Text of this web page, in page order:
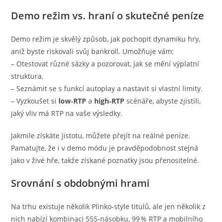
Demo režim vs. hraní o skutečné peníze
Demo režim je skvělý způsob, jak pochopit dynamiku hry,
aniž byste riskovali svůj bankroll. Umožňuje vám:
– Otestovat různé sázky a pozorovat, jak se mění výplatní
struktura.
– Seznámit se s funkcí autoplay a nastavit si vlastní limity.
– Vyzkoušet si low‑RTP a high‑RTP scénáře, abyste zjistili,
jaký vliv má RTP na vaše výsledky.
Jakmile získáte jistotu, můžete přejít na reálné peníze.
Pamatujte, že i v demo módu je pravděpodobnost stejná
jako v živé hře, takže získané poznatky jsou přenositelné.
Srovnání s obdobnými hrami
Na trhu existuje několik Plinko‑style titulů, ale jen několik z
nich nabízí kombinaci 555‑násobku, 99 % RTP a mobilního